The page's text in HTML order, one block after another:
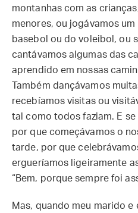
montanhas com as
menores, ou jogávamos
basebol ou do voleibol, ou
cantávamos algumas das
aprendido em nossas
Também dançávamos
recebíamos visitas ou
tal como todos faziam. E
por que começávamos o
tarde, por que
ergueríamos ligeiramente
“Bem, porque sempre foi
Mas, quando meu marido e